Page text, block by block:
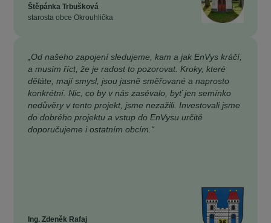
Štěpánka Trbušková
starosta obce Okrouhlička
„Od našeho zapojení sledujeme, kam a jak EnVys kráčí,
a musím říct, že je radost to pozorovat. Kroky, které
děláte, mají smysl, jsou jasně směřované a naprosto
konkrétní. Nic, co by v nás zasévalo, byť jen semínko
nedůvěry v tento projekt, jsme nezažili. Investovali jsme
do dobrého projektu a vstup do EnVysu určitě
doporučujeme i ostatním obcím.“
Ing. Zdeněk Rafaj